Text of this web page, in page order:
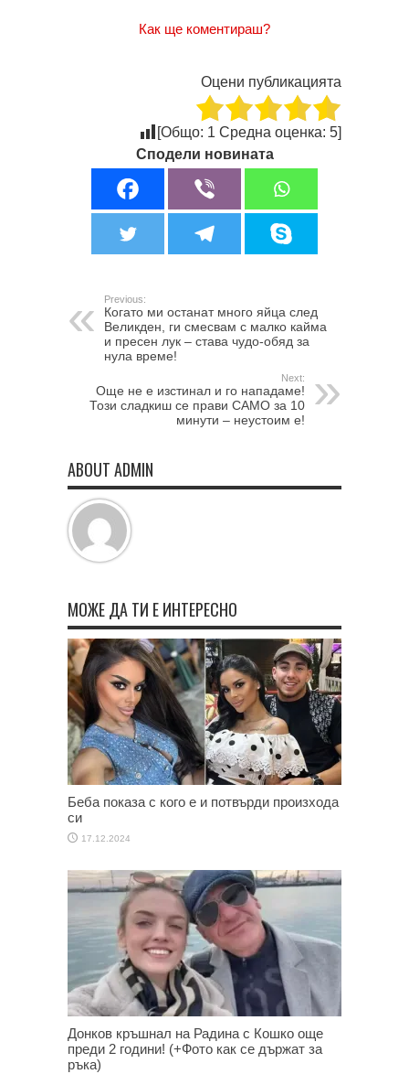
Как ще коментираш?
Оцени публикацията
[Общо: 1 Средна оценка: 5]
Сподели новината
Previous:
Когато ми останат много яйца след
Великден, ги смесвам с малко кайма
и пресен лук – става чудо-обяд за
нула време!
Next:
Още не е изстинал и го нападаме!
Този сладкиш се прави САМО за 10
минути – неустоим е!
ABOUT ADMIN
МОЖЕ ДА ТИ Е ИНТЕРЕСНО
Беба показа с кого е и потвърди произхода
си
17.12.2024
Донков кръшнал на Радина с Кошко още
преди 2 години! (+Фото как се държат за
ръка)